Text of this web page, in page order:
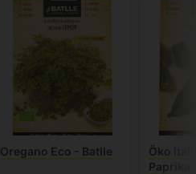
Oregano Eco - Batlle
Öko
Paprika